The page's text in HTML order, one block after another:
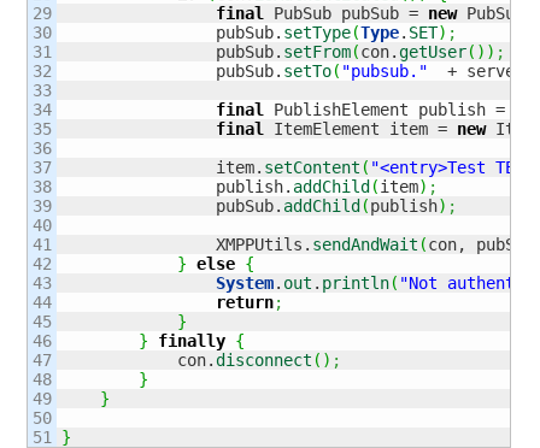
29
30
31
32
33
34
35
36
37
38
39
40
41
42
43
44
45
46
47
48
49
50
final
PubSub pubSub = new PubSub
                pubSub.
setType(Type. SET) ;
                pubSub.
setFrom(con.getUser( ) ) ;
                pubSub.
setTo( "pubsub."
+
final
PublishElement publish =
final
ItemElement item = new
                item.
setContent ( "<entry>Test
                publish.
addChild (item) ;
                pubSub.
addChild (publish) ;
                XMPPUtils.
sendAndWait (con, pubSub
} else {
System. out . println( "Not
return;
}
}
finally {
            con.
disconnect ( ) ;
}
}
}